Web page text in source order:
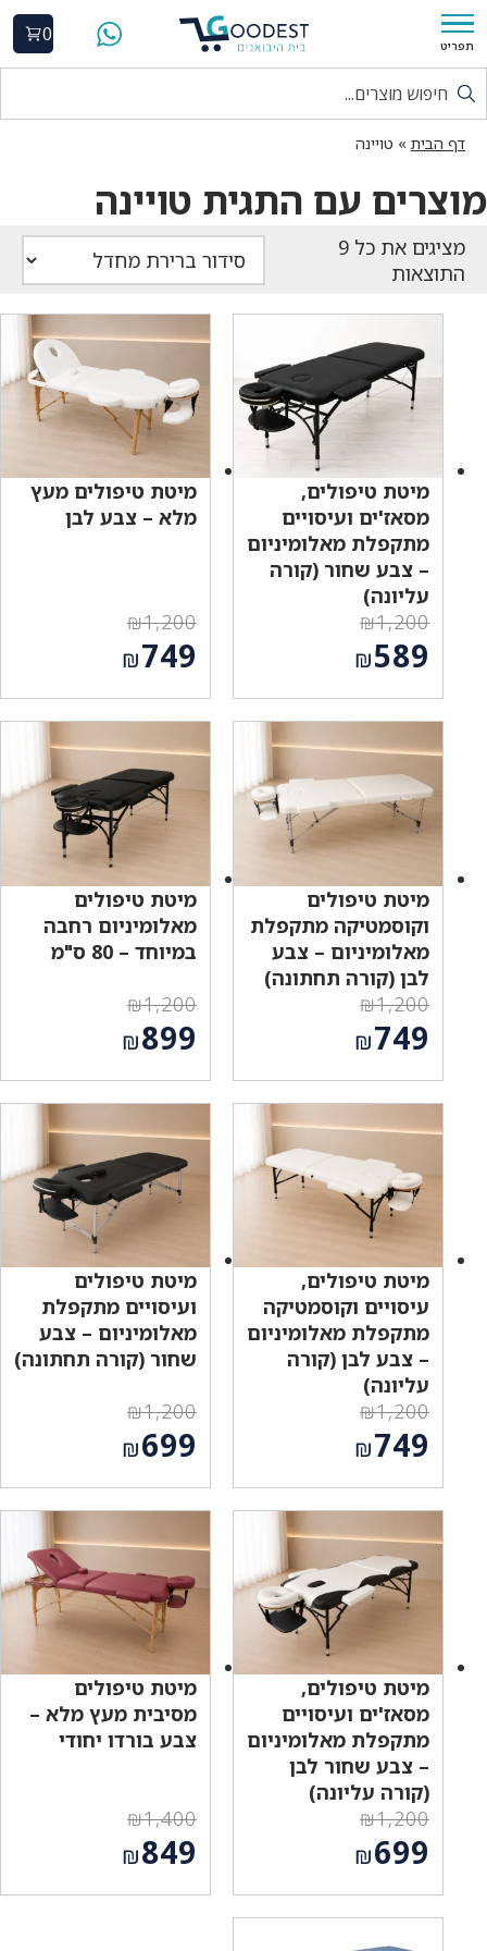
תפריט
0
דף הבית » טויינה
מוצרים עם התגית טויינה
התוצאות
מיטת טיפולים,
מסאז'ים ועיסויים
מתקפלת מאלומיניום
– צבע שחור (קורה
עליונה)
₪1,200
המחיר
המקורי
היה:
₪1,200.
₪589
הנוכחי
מיטת טיפולים מעץ
מלא – צבע לבן
₪1,200
המחיר
המקורי
היה:
₪1,200.
₪749
הנוכחי
₪749.
מיטת טיפולים
וקוסמטיקה מתקפלת
מאלומיניום – צבע
לבן (קורה תחתונה)
₪1,200
המחיר
המקורי
היה:
₪1,200.
₪749
הוא:
מיטת טיפולים
מאלומיניום רחבה
במיוחד – 80 ס"מ
₪1,200
המחיר
המקורי
היה:
₪1,200.
₪899
₪899.
מיטת טיפולים,
עיסויים וקוסמטיקה
מתקפלת מאלומיניום
– צבע לבן (קורה
עליונה)
₪1,200
המחיר
המקורי
היה:
₪1,200.
₪749
₪749.
מיטת טיפולים
ועיסויים מתקפלת
מאלומיניום – צבע
שחור (קורה תחתונה)
₪1,200
המחיר
המקורי
היה:
₪1,200.
₪699
₪699.
מיטת טיפולים,
מסאז'ים ועיסויים
מתקפלת מאלומיניום
– צבע שחור לבן
(קורה עליונה)
₪1,200
המחיר
המקורי
היה:
₪1,200.
₪699
הנוכחי
מיטת טיפולים
מסיבית מעץ מלא –
צבע בורדו יחודי
₪1,400
המחיר
המקורי
היה:
₪849